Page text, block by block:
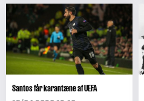
Santos får karantæne af UEFA